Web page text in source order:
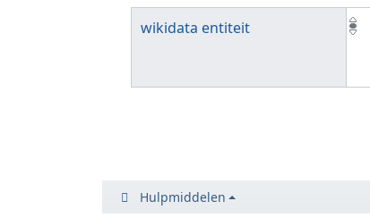
wikidata entiteit
Hulpmiddelen